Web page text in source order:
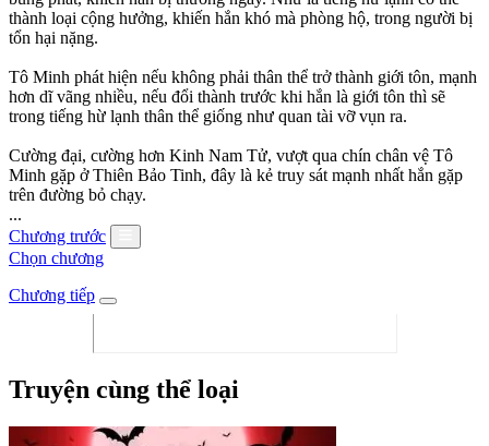
thành loại cộng hưởng, khiến hắn khó mà phòng hộ, trong người bị
tổn hại nặng.
Tô Minh phát hiện nếu không phải thân thể trở thành giới tôn, mạnh
hơn dĩ vãng nhiều, nếu đổi thành trước khi hắn là giới tôn thì sẽ
trong tiếng hừ lạnh thân thể giống như quan tài vỡ vụn ra.
Cường đại, cường hơn Kinh Nam Tử, vượt qua chín chân vệ Tô
Minh gặp ở Thiên Bảo Tinh, đây là kẻ truy sát mạnh nhất hắn gặp
trên đường bỏ chạy.
...
Chương trước
Chọn chương
Chương tiếp
Truyện cùng thể loại